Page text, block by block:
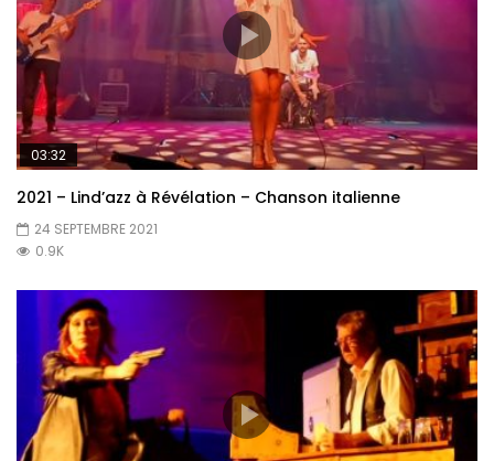
03:32
2021 – Lind’azz à Révélation – Chanson italienne
24 SEPTEMBRE 2021
0.9K